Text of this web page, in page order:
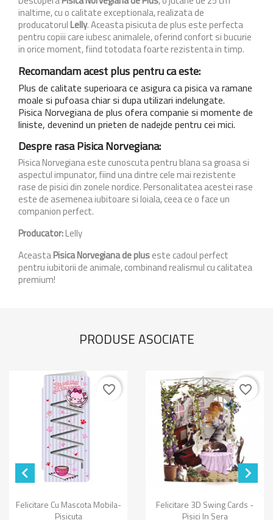
inaltime, cu o calitate exceptionala, realizata de
producatorul Lelly. Aceasta pisicuta de plus este perfecta
pentru copiii care iubesc animalele, oferind confort si bucurie
in orice moment, fiind totodata foarte rezistenta in timp.
Recomandam acest plus pentru ca este:
Plus de calitate superioara ce asigura ca pisica va ramane
moale si pufoasa chiar si dupa utilizari indelungate.
Pisica Norvegiana de plus ofera companie si momente de
liniste, devenind un prieten de nadejde pentru cei mici.
Despre rasa Pisica Norvegiana:
Pisica Norvegiana este cunoscuta pentru blana sa groasa si
aspectul impunator, fiind una dintre cele mai rezistente
rase de pisici din zonele nordice. Personalitatea acestei rase
este de asemenea iubitoare si loiala, ceea ce o face un
companion perfect.
Producator:Lelly
AceastaPisica Norvegiana de pluseste cadoul perfect
pentru iubitorii de animale, combinand realismul cu calitatea
premium!
PRODUSE ASOCIATE

Felicitare Cu Mascota Mobila-
Pisicuta
favorite_border
Felicitare 3D Swing Cards -
Pisici In Sera
favorite_border
